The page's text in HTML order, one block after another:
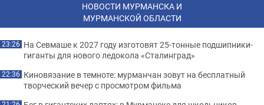
НОВОСТИ МУРМАНСКА И
МУРМАНСКОЙ ОБЛАСТИ
23:26 На Севмаше к 2027 году изготовят 25-тонные подшипники-
гиганты для нового ледокола «Сталинград»
22:36 Киновязание в темноте: мурманчан зовут на бесплатный
творческий вечер с просмотром фильма